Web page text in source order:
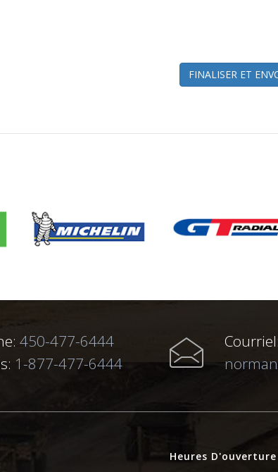
FINALISER ET
450-477-6444
1-877-477-6444
Courriel:
Heures D'ouverture